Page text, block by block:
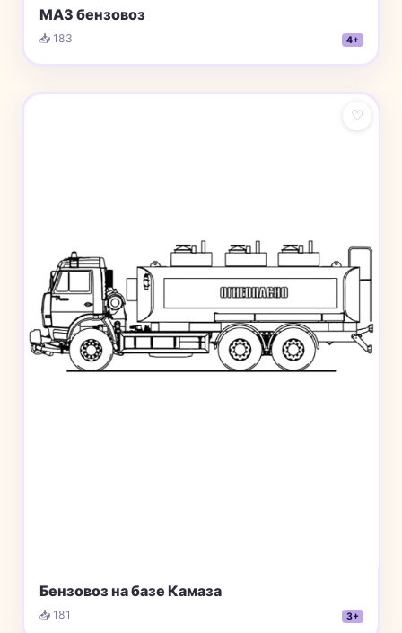
МАЗ бензовоз
📥 183 4+
♡
Бензовоз на базе Камаза
📥 181 3+